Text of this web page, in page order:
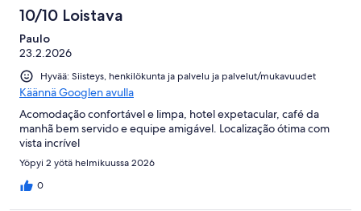
10/10 Loistava
Paulo
23.2.2026
Hyvää: Siisteys, henkilökunta ja palvelu ja palvelut/mukavuudet
Käännä Googlen avulla
Acomodação confortável e limpa, hotel expetacular, café da
manhã bem servido e equipe amigável. Localização ótima com
vista incrível
Yöpyi 2 yötä helmikuussa 2026
0